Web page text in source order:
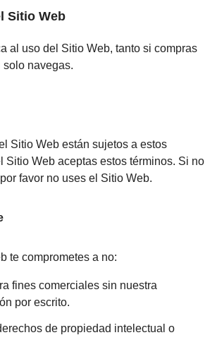
Sitio Web
al uso del Sitio Web, tanto si compras
solo navegas.
Sitio Web están sujetos a estos
Sitio Web aceptas estos términos. Si no
favor no uses el Sitio Web.
te comprometes a no:
fines comerciales sin nuestra
por escrito.
de propiedad intelectual o